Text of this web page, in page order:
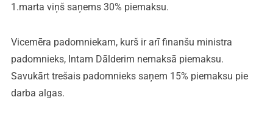
1.marta viņš saņems 30% piemaksu.
Vicemēra padomniekam, kurš ir arī finanšu ministra
padomnieks, Intam Dālderim nemaksā piemaksu.
Savukārt trešais padomnieks saņem 15% piemaksu pie
darba algas.